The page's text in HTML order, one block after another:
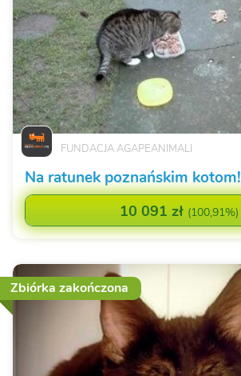
FUNDACJA AGAPEANIMALI
Na ratunek poznańskim kotom!
10 091 zł (100,91%)
Zbiórka zakończona